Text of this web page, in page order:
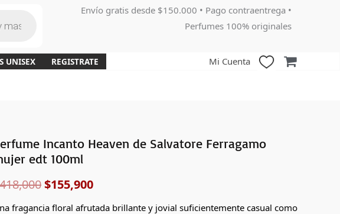
Envío gratis desde $150.000 • Pago contraentrega •
Perfumes 100% originales
UNISEX REGISTRATE Mi Cuenta
Incanto Heaven de Salvatore Ferragamo
edt 100ml
418,000
El
original
$155,900
El
fragancia floral afrutada brillante y jovial suficientemente casual como